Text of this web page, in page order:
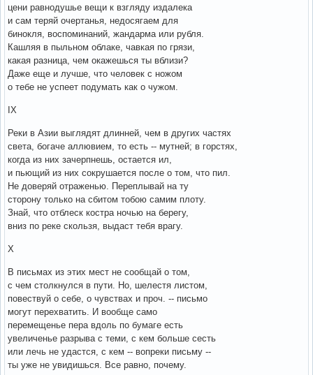
цени равнодушье вещи к взгляду издалека
и сам теряй очертанья, недосягаем для
бинокля, воспоминаний, жандарма или рубля.
Кашляя в пыльном облаке, чавкая по грязи,
какая разница, чем окажешься ты вблизи?
Даже еще и лучше, что человек с ножом
о тебе не успеет подумать как о чужом.
IX
Реки в Азии выглядят длинней, чем в других частях
света, богаче аллювием, то есть -- мутней; в горстях,
когда из них зачерпнешь, остается ил,
и пьющий из них сокрушается после о том, что пил.
Не доверяй отраженью. Переплывай на ту
сторону только на сбитом тобою самим плоту.
Знай, что отблеск костра ночью на берегу,
вниз по реке скользя, выдаст тебя врагу.
X
В письмах из этих мест не сообщай о том,
с чем столкнулся в пути. Но, шелестя листом,
повествуй о себе, о чувствах и проч. -- письмо
могут перехватить. И вообще само
перемещенье пера вдоль по бумаге есть
увеличенье разрыва с теми, с кем больше сесть
или лечь не удастся, с кем -- вопреки письму --
ты уже не увидишься. Все равно, почему.